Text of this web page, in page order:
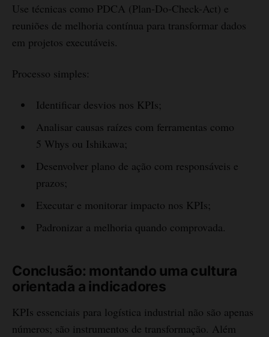
Use técnicas como PDCA (Plan-Do-Check-Act) e
reuniões de melhoria contínua para transformar dados
em projetos executáveis.
Processo simples:
Identificar desvios nos KPIs;
Analisar causas raízes com ferramentas como
5 Whys ou Ishikawa;
Desenvolver plano de ação com responsáveis e
prazos;
Executar e monitorar impacto nos KPIs;
Padronizar a melhoria quando comprovada.
Conclusão: montando uma cultura
orientada a indicadores
KPIs essenciais para logística industrial não são apenas
números; são instrumentos de transformação. Além